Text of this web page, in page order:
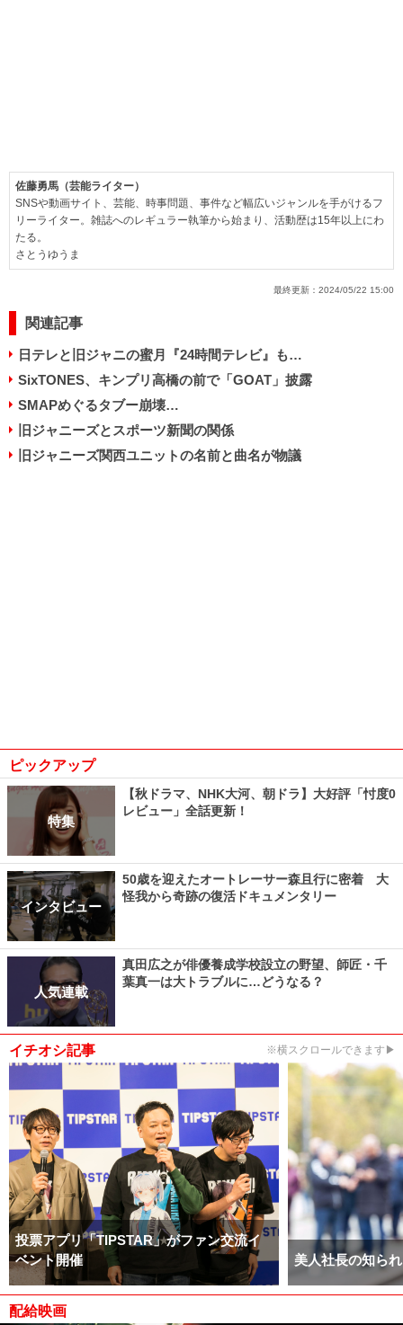
佐藤勇馬（芸能ライター）
SNSや動画サイト、芸能、時事問題、事件など幅広いジャンルを手がけるフ
リーライター。雑誌へのレギュラー執筆から始まり、活動歴は15年以上にわ
たる。
さとうゆうま
最終更新： 2024/05/22 15:00
関連記事
日テレと旧ジャニの蜜月『24時間テレビ』も…
SixTONES、キンプリ高橋の前で「GOAT」披露
SMAPめぐるタブー崩壊…
旧ジャニーズとスポーツ新聞の関係
旧ジャニーズ関西ユニットの名前と曲名が物議
ピックアップ
特集
【秋ドラマ、NHK大河、朝ドラ】大好評「忖度0
レビュー」全話更新！
インタビュー
50歳を迎えたオートレーサー森且行に密着 大
怪我から奇跡の復活ドキュメンタリー
人気連載
真田広之が俳優養成学校設立の野望、師匠・千
葉真一は大トラブルに…どうなる？
イチオシ記事 ※横スクロールできます▶
投票アプリ「TIPSTAR」がファン交流イ
ベント開催
美人社長の知ら
配給映画